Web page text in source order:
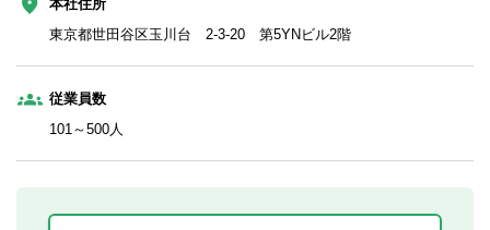
本社住所
東京都世田谷区玉川台 2-3-20 第5YNビル2階
従業員数
101～500人